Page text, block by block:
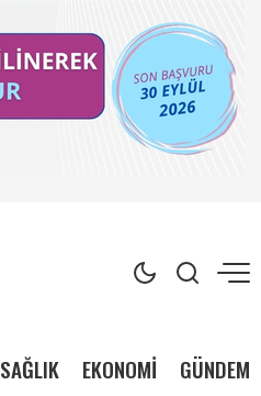
SAĞLIK EKONOMİ GÜNDEM